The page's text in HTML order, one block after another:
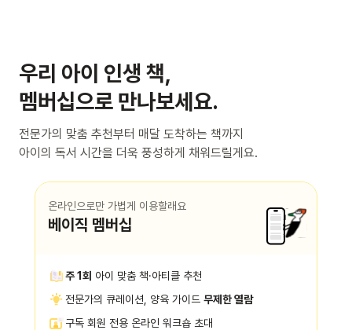
우리 아이 인생 책,
멤버십으로 만나보세요.
전문가의 맞춤 추천부터 매달 도착하는 책까지
아이의 독서 시간을 더욱 풍성하게 채워드릴게요.
온라인으로만 가볍게 이용할래요
베이직 멤버십
주 1회 아이 맞춤 책·아티클 추천
전문가의 큐레이션, 양육 가이드 무제한 열람
구독 회원 전용 온라인 워크숍 초대